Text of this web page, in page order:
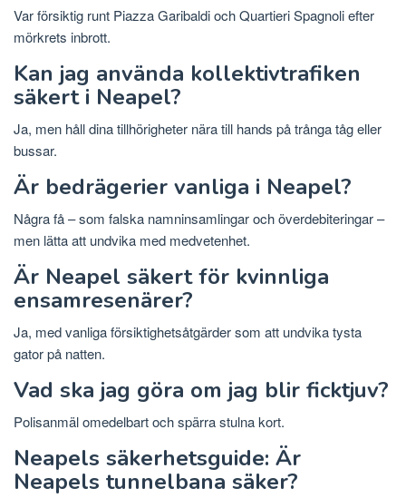
Var försiktig runt Piazza Garibaldi och Quartieri Spagnoli efter
mörkrets inbrott.
Kan jag använda kollektivtrafiken
säkert i Neapel?
Ja, men håll dina tillhörigheter nära till hands på trånga tåg eller
bussar.
Är bedrägerier vanliga i Neapel?
Några få – som falska namninsamlingar och överdebiteringar –
men lätta att undvika med medvetenhet.
Är Neapel säkert för kvinnliga
ensamresenärer?
Ja, med vanliga försiktighetsåtgärder som att undvika tysta
gator på natten.
Vad ska jag göra om jag blir ficktjuv?
Polisanmäl omedelbart och spärra stulna kort.
Neapels säkerhetsguide: Är
Neapels tunnelbana säker?